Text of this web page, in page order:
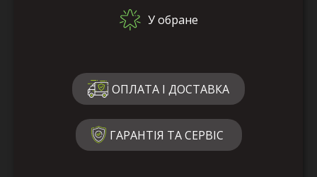
У обране
ОПЛАТА І ДОСТАВКА
ГАРАНТІЯ ТА СЕРВІС